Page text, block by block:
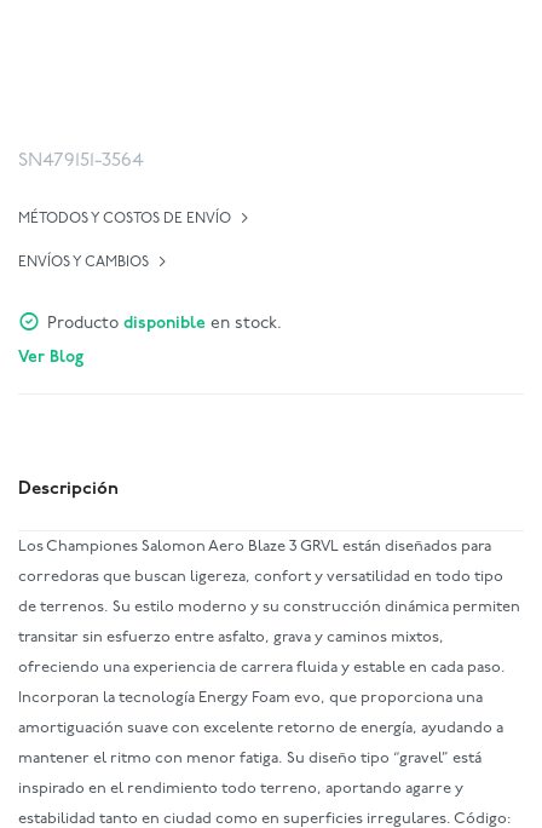
SN479151-3564
MÉTODOS Y COSTOS DE ENVÍO
ENVÍOS Y CAMBIOS
Producto disponible en stock.
Ver Blog
Descripción
Los Championes Salomon Aero Blaze 3 GRVL están diseñados para
corredoras que buscan ligereza, confort y versatilidad en todo tipo
de terrenos. Su estilo moderno y su construcción dinámica permiten
transitar sin esfuerzo entre asfalto, grava y caminos mixtos,
ofreciendo una experiencia de carrera fluida y estable en cada paso.
Incorporan la tecnología Energy Foam evo, que proporciona una
amortiguación suave con excelente retorno de energía, ayudando a
mantener el ritmo con menor fatiga. Su diseño tipo “gravel” está
inspirado en el rendimiento todo terreno, aportando agarre y
estabilidad tanto en ciudad como en superficies irregulares. Código: